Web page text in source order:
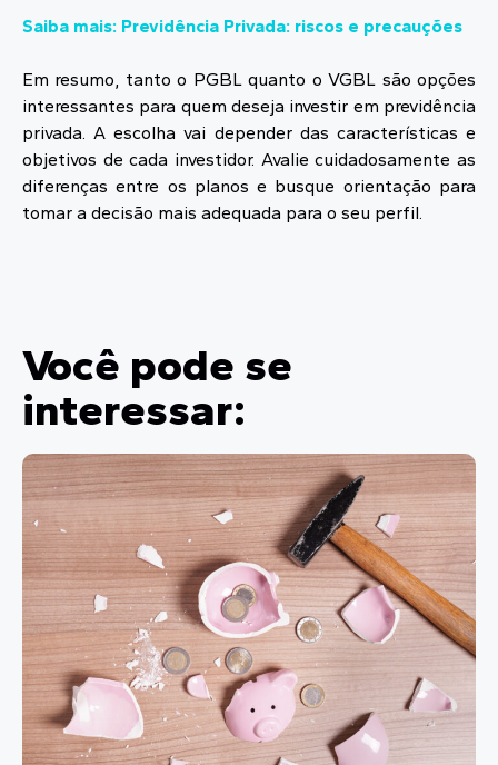
Saiba mais: Previdência Privada: riscos e precauções
Em resumo, tanto o PGBL quanto o VGBL são opções
interessantes para quem deseja investir em previdência
privada. A escolha vai depender das características e
objetivos de cada investidor. Avalie cuidadosamente as
diferenças entre os planos e busque orientação para
tomar a decisão mais adequada para o seu perfil.
Você pode se
interessar: